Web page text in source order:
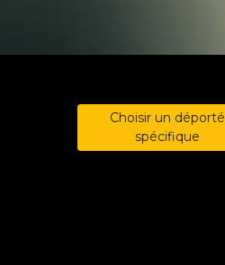
Choisir un déporté
spécifique